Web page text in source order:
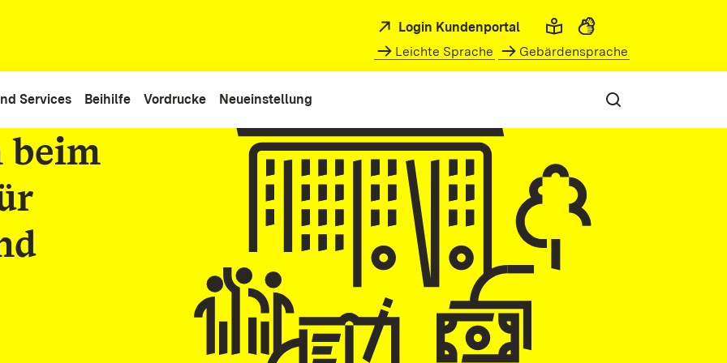
Login Kundenportal
Leichte Sprache
Gebärdensprache
Services Beihilfe Vordrucke Neueinstellung